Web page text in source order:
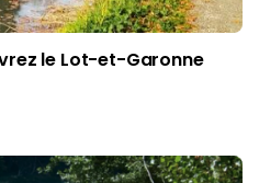
le Lot-et-Garonne